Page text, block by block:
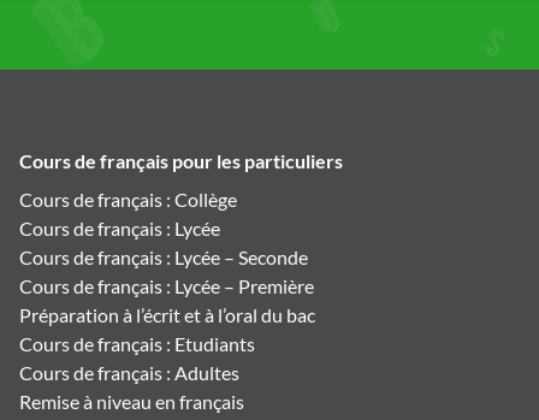
Cours de français pour les particuliers
Cours de français : Collège
Cours de français : Lycée
Cours de français : Lycée – Seconde
Cours de français : Lycée – Première
Préparation à l’écrit et à l’oral du bac
Cours de français : Etudiants
Cours de français : Adultes
Remise à niveau en français